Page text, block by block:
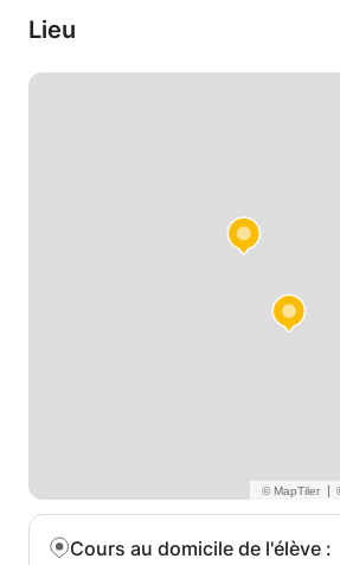
Lieu
|
Cours au domicile de l'élève :